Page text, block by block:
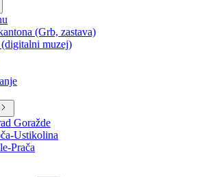
(Grb, zastava)
muzej)